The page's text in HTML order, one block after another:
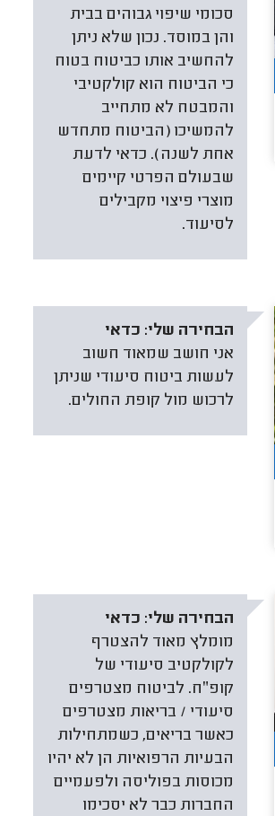
סכומי שיפוי גבוהים בבית
והן במוסד. נכון שלא ניתן
להחשיב אותו כביטוח בטוח
כי הביטוח הוא קולקטיבי
והמבטח לא מתחייב
להמשיכו (הביטוח מתחדש
אחת לשנה). כדאי לדעת
שבעולם הפרטי קיימים
מוצרי פיצוי מקבילים
לסיעוד.
הבחירה שלי: כדאי
אני חושב שמאוד חשוב
לעשות ביטוח סיעודי שניתן
לרכוש מול קופת החולים.
הבחירה שלי: כדאי
מומלץ מאוד להצטרף
לקולקטיב סיעודי של
קופ״ח. לביטוח מצטרפים
סיעודי / בריאות מצטרפים
כאשר בריאים, כשמתחילות
הבעיות הרפואיות הן לא יהיו
מכוסות בפוליסה ולפעמיים
החברות כבר לא יסכימו